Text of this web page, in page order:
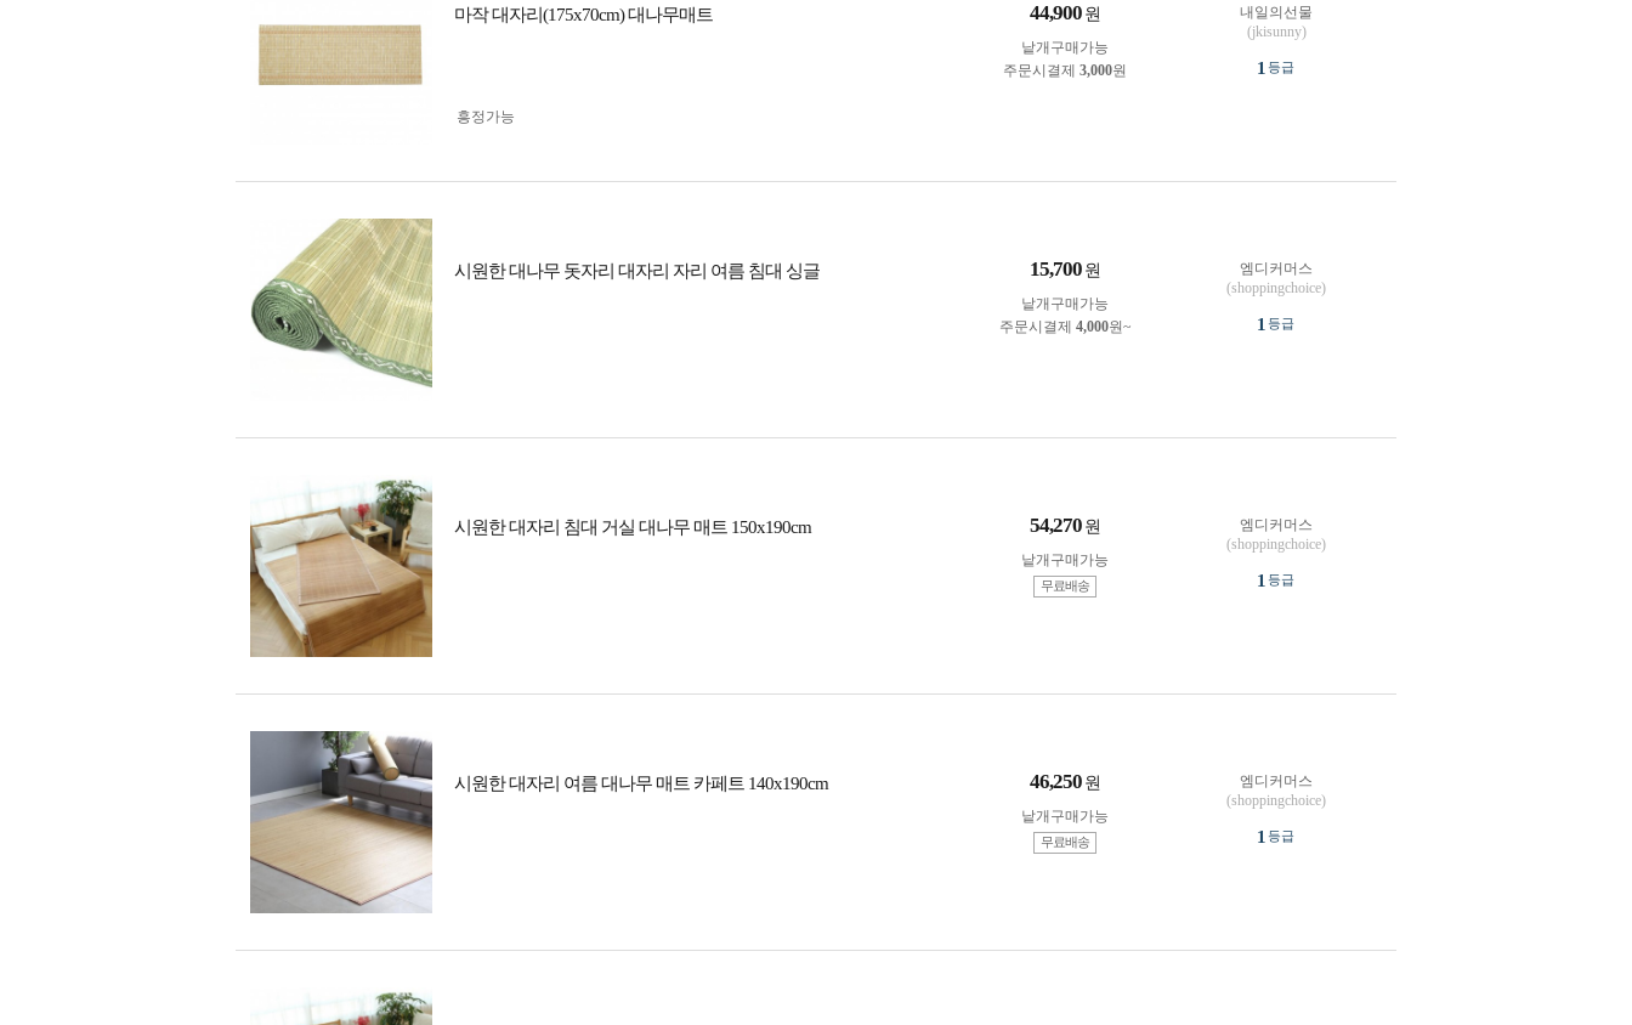
마작 대자리(175x70cm) 대나무매트 44,900 원
낱개구매가능
주문시결제 3,000원
흥정가능
내일의선물
(jkisunny)
1 등급
시원한 대나무 돗자리 대자리 자리 여름 침대 싱글 15,700 원
낱개구매가능
주문시결제 4,000원~
엠디커머스
(shoppingchoice)
1 등급
시원한 대자리 침대 거실 대나무 매트 150x190cm 54,270 원
낱개구매가능
무료배송
엠디커머스
(shoppingchoice)
1 등급
시원한 대자리 여름 대나무 매트 카페트 140x190cm 46,250 원
낱개구매가능
무료배송
엠디커머스
(shoppingchoice)
1 등급